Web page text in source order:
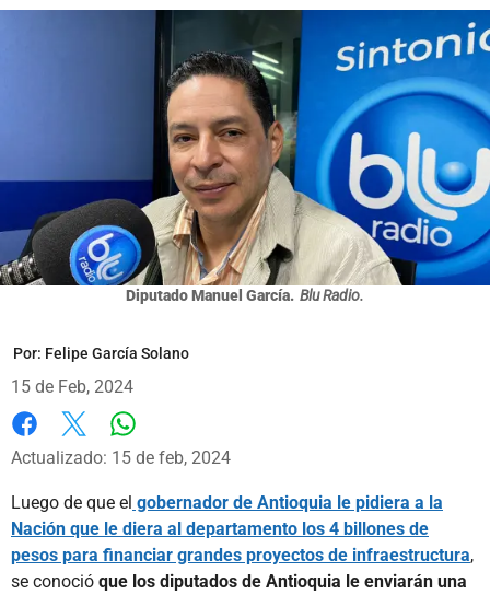
Diputado Manuel García. Blu Radio.
Por: Felipe García Solano
15 de Feb, 2024
Facebook
X
Actualizado: 15 de feb, 2024
Luego de que el gobernador de Antioquia le pidiera a la
Nación que le diera al departamento los 4 billones de
pesos para financiar grandes proyectos de infraestructura,
se conoció que los diputados de Antioquia le enviarán una